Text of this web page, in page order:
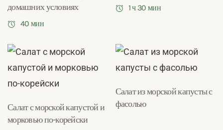
домашних условиях
40 мин
1 ч 30 мин
Салат с морской капустой и
морковью по-корейски
Салат из морской капусты с
фасолью